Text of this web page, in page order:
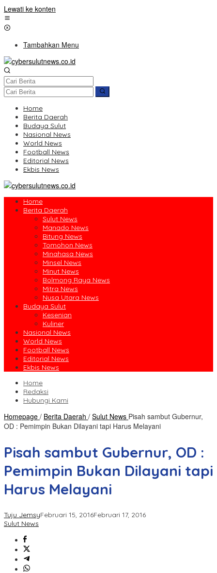
Lewati ke konten
Tambahkan Menu
Home
Berita Daerah
Budaya Sulut
Nasional News
World News
Football News
Editorial News
Ekbis News
Home
Berita Daerah
Sulut News
Manado News
Bitung News
Tomohon News
Minahasa News
Minsel News
Minut News
Bolmong Raya News
Mitra News
Nusa Utara News
Budaya Sulut
Kesenian
Kuliner
Nasional News
World News
Football News
Editorial News
Ekbis News
Home
Redaksi
Hubungi Kami
Homepage / Berita Daerah / Sulut News Pisah sambut Gubernur,
OD : Pemimpin Bukan Dilayani tapi Harus Melayani
Pisah sambut Gubernur, OD :
Pemimpin Bukan Dilayani tapi
Harus Melayani
Tuju JemsyFebruari 15, 2016Februari 17, 2016
Sulut News